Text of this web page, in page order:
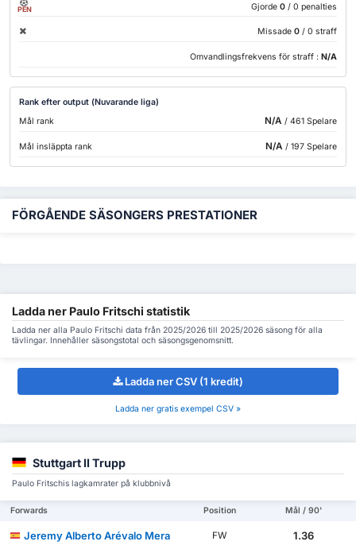
PEN Gjorde 0 / 0 penalties
Missade 0 / 0 straff
Omvandlingsfrekvens för straff : N/A
Rank efter output (Nuvarande liga)
Mål rank
N/A / 461 Spelare
Mål insläppta rank N/A / 197 Spelare
FÖRGÅENDE SÄSONGERS PRESTATIONER
Ladda ner Paulo Fritschi statistik
Ladda ner alla Paulo Fritschi data från 2025/2026 till 2025/2026 säsong för alla
tävlingar. Innehåller säsongstotal och säsongsgenomsnitt.
Ladda ner CSV (1 kredit)
Ladda ner gratis exempel CSV »
Stuttgart II Trupp
Paulo Fritschis lagkamrater på klubbnivå
Forwards Position Mål / 90'
Jeremy Alberto Arévalo Mera FW
1.36